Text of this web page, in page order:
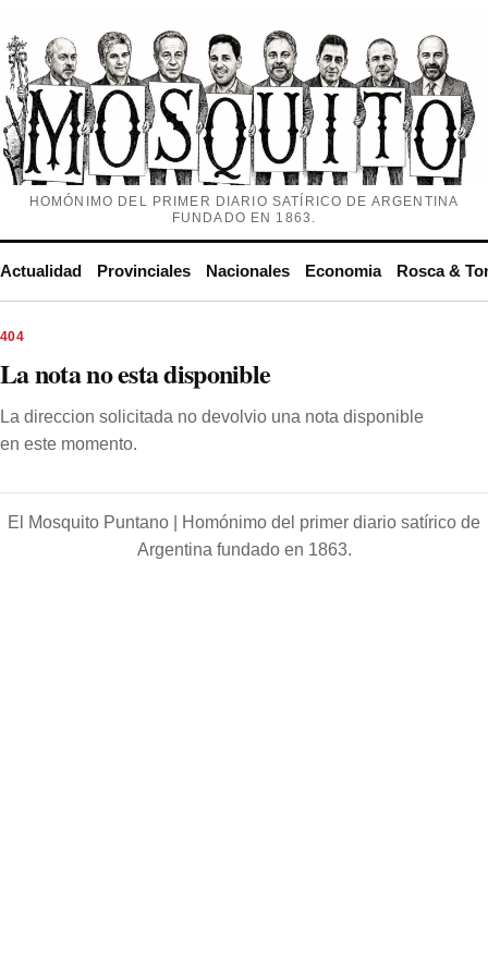
HOMÓNIMO DEL PRIMER DIARIO SATÍRICO DE ARGENTINA
FUNDADO EN 1863.
Actualidad Provinciales Nacionales Economia Rosca &
404
La nota no esta disponible
La direccion solicitada no devolvio una nota disponible
en este momento.
El Mosquito Puntano |
Homónimo del primer diario satírico de
Argentina fundado en 1863.